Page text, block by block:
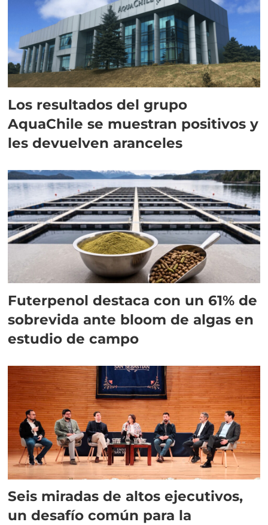
Los resultados del grupo
AquaChile se muestran positivos y
les devuelven aranceles
Futerpenol destaca con un 61% de
sobrevida ante bloom de algas en
estudio de campo
Seis miradas de altos ejecutivos,
un desafío común para la